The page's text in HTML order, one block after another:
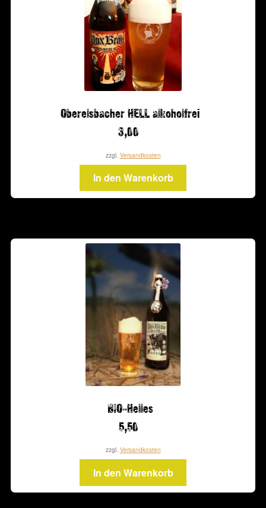
Oberelsbacher HELL alkoholfrei
3,00
zzgl. Versandkosten
In den Warenkorb
BIO-Helles
5,50
zzgl. Versandkosten
In den Warenkorb